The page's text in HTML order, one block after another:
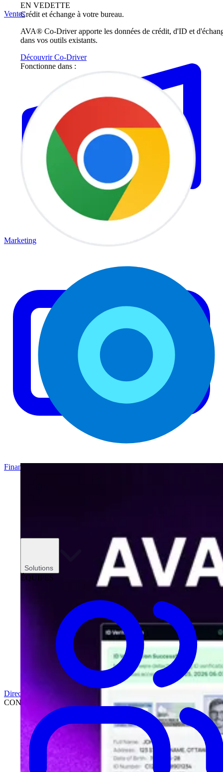
EN VEDETTE
Crédit et échange à votre bureau.
AVA® Co-Driver apporte les données de crédit, d'ID et
dans vos outils existants.
Découvrir Co-Driver
Fonctionne dans :
Solutions
ÉQUIPES
Ventes
Marketing
Finance
Direction
CONCESSIONNAIRES